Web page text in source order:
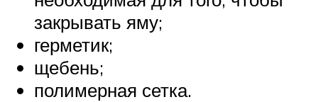
закрывать яму;
герметик;
щебень;
полимерная сетка.